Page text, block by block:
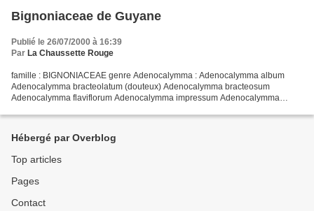
Bignoniaceae de Guyane
Publié le 26/07/2000 à 16:39
Par La Chaussette Rouge
famille : BIGNONIACEAE genre Adenocalymma : Adenocalymma album
Adenocalymma bracteolatum (douteux) Adenocalymma bracteosum
Adenocalymma flaviflorum Adenocalymma impressum Adenocalymma
Adenocalymma...
Hébergé par Overblog
Top articles
Pages
Contact